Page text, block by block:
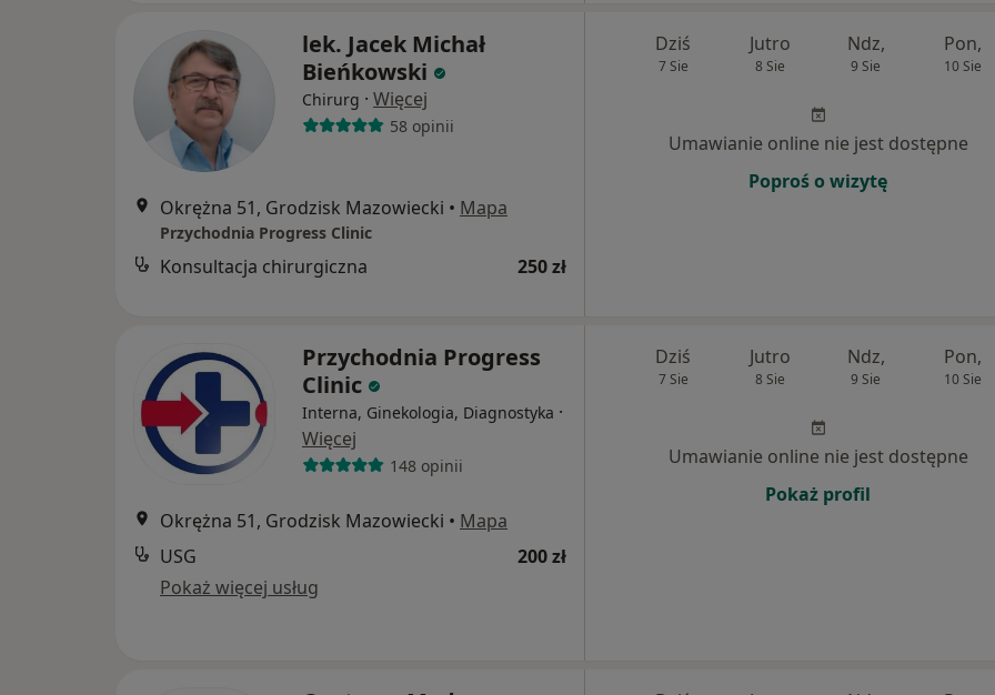
lek. Jacek Michał
Bieńkowski
Chirurg · Więcej
58 opinii
Okrężna 51, Grodzisk Mazowiecki • Mapa
Przychodnia Progress Clinic
Konsultacja chirurgiczna 250 zł
Dziś
7 Sie
Jutro
8 Sie
Ndz,
9 Sie
Pon,
10 Sie
Umawianie online nie jest dostępne
Poproś o wizytę
Przychodnia Progress
Clinic
Interna, Ginekologia, Diagnostyka ·
Więcej
148 opinii
Okrężna 51, Grodzisk Mazowiecki • Mapa
USG
200 zł
Pokaż więcej usług
Dziś
7 Sie
Jutro
8 Sie
Ndz,
9 Sie
Pon,
10 Sie
Umawianie online nie jest dostępne
Pokaż profil